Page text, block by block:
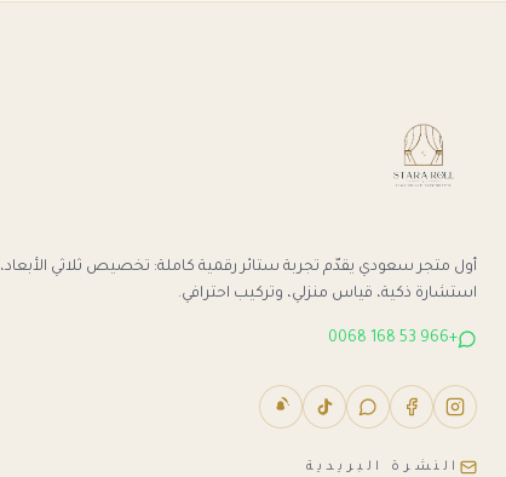
أول متجر سعودي يقدّم تجربة ستائر رقمية كاملة: تخصيص ثلاثي الأبعاد،
استشارة ذكية، قياس منزلي، وتركيب احترافي.
+966 53 168 0068
النشرة البريدية